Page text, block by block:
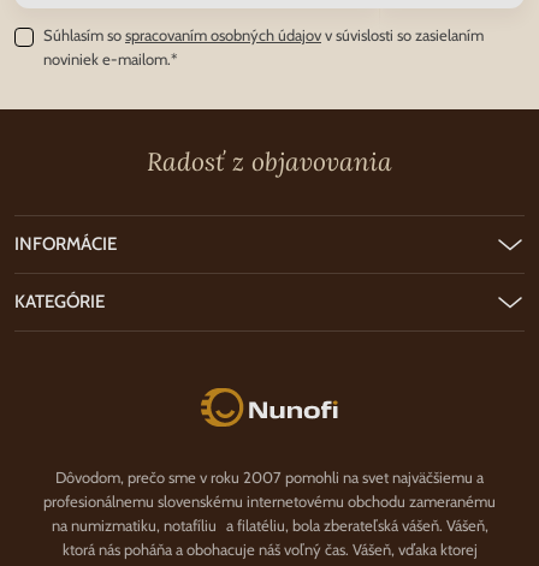
Súhlasím sospracovaním osobných údajovv súvislosti so zasielaním
noviniek e-mailom.*
Radosť z objavovania
Nunofi.sk
Dôvodom, prečo sme v roku 2007 pomohli na svet najväčšiemu a
profesionálnemu slovenskému internetovému obchodu zameranému
na numizmatiku, notafíliu a filatéliu, bola zberateľská vášeň. Vášeň,
ktorá nás poháňa a obohacuje náš voľný čas. Vášeň, vďaka ktorej
INFORMÁCIE
KATEGÓRIE